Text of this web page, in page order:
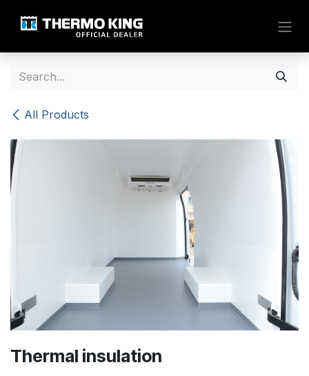
All Products
Thermal insulation